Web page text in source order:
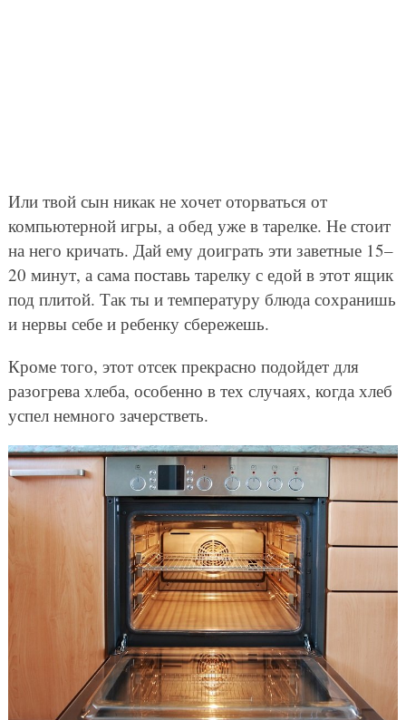
Или твой сын никак не хочет оторваться от
компьютерной игры, а обед уже в тарелке. Не стоит
на него кричать. Дай ему доиграть эти заветные 15–
20 минут, а сама поставь тарелку с едой в этот ящик
под плитой. Так ты и температуру блюда сохранишь
и нервы себе и ребенку сбережешь.
Кроме того, этот отсек прекрасно подойдет для
разогрева хлеба, особенно в тех случаях, когда хлеб
успел немного зачерстветь.